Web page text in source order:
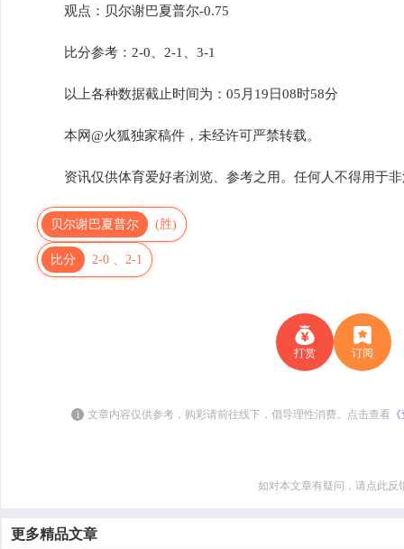
观点：贝尔谢巴夏普尔-0.75
比分参考：2-0、2-1、3-1
以上各种数据截止时间为：05月19日08时58分
本网@火狐独家稿件，未经许可严禁转载。
资讯仅供体育爱好者浏览、参考之用。任何人不得用于非
贝尔谢巴夏普尔 (胜)
比分 2-0 、2-1
打赏 订阅
i 文章内容仅供参考，购彩请前往线下，倡导理性消费。点击查看
如对本文章有疑问，请点此反
更多精品文章